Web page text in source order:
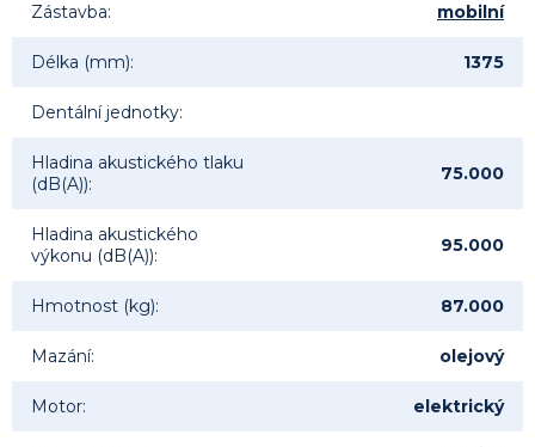
Zástavba: mobilní
Délka (mm): 1375
Dentální jednotky:
Hladina akustického tlaku
(dB(A)): 75.000
Hladina akustického
výkonu (dB(A)): 95.000
Hmotnost (kg): 87.000
Mazání: olejový
Motor: elektrický